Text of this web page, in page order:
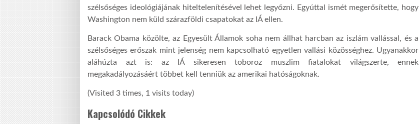
szélsőséges ideológiájának hiteltelenítésével lehet legyőzni. Egyúttal ismét megerősítette, hogy
Washington nem küld szárazföldi csapatokat az IÁ ellen.
Barack Obama közölte, az Egyesült Államok soha nem állhat harcban az iszlám vallással, és a
szélsőséges erőszak mint jelenség nem kapcsolható egyetlen vallási közösséghez. Ugyanakkor
aláhúzta azt is: az IÁ sikeresen toboroz muszlim fiatalokat világszerte, ennek
megakadályozásáért többet kell tenniük az amerikai hatóságoknak.
(Visited 3 times, 1 visits today)
Kapcsolódó Cikkek